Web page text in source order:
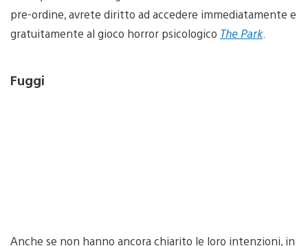
pre-ordine, avrete diritto ad accedere immediatamente e
gratuitamente al gioco horror psicologico The Park.
Fuggi
Anche se non hanno ancora chiarito le loro intenzioni, in